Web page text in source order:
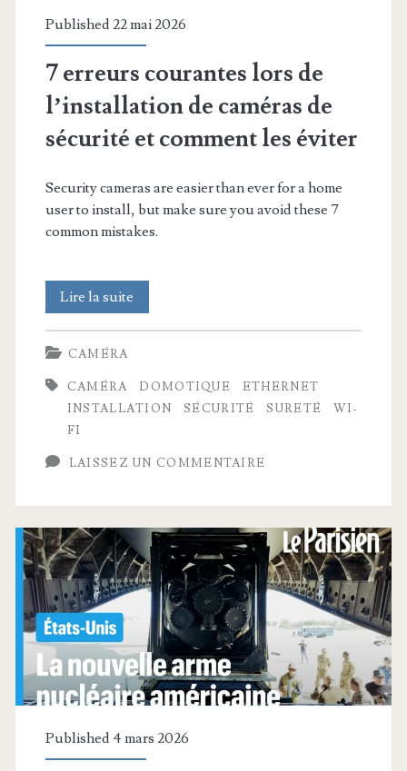
Published 22 mai 2026
7 erreurs courantes lors de
l’installation de caméras de
sécurité et comment les éviter
Security cameras are easier than ever for a home
user to install, but make sure you avoid these 7
common mistakes.
Lire la suite
erreurs
lors
l’installation
caméras
de
sécurité
comment
les
CAMÉRA
CAMÉRA DOMOTIQUE
ETHERNET
INSTALLATION
SÉCURITÉ SURETÉ
WI-
FI
LAISSEZ UN COMMENTAIRE
Published 4 mars 2026